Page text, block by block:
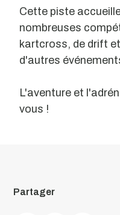
Cette piste
nombreuses
kartcross, de drift
d'autres
L'aventure et
vous !
Partager
-